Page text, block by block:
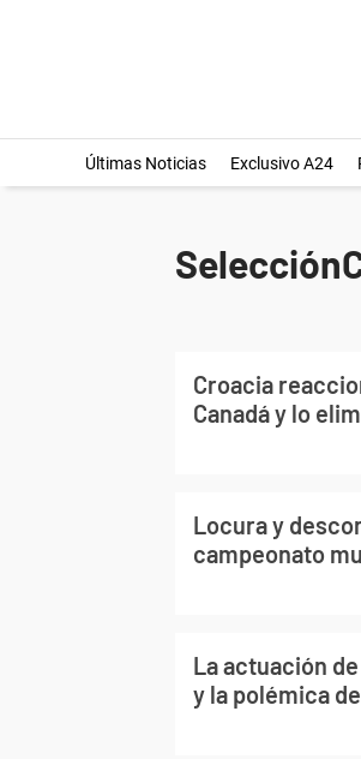
Últimas Noticias Exclusivo A24
Croacia
Canadá y lo
Locura y
campeonato
La actuación
y la polémica